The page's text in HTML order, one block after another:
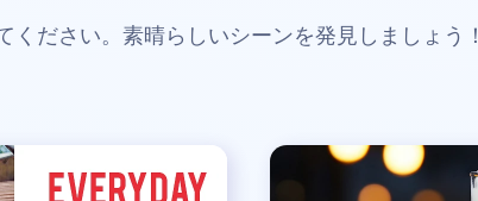
ださい。素晴らしいシーンを発見しましょう！